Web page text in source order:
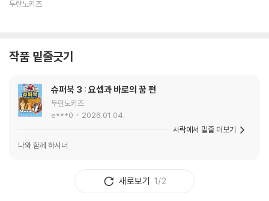
두란노키즈
작품 밑줄긋기
슈퍼북 3 : 요셉과 바로의 꿈 편
두란노키즈
e***0
2026.01.04.
나와 함께 하시너
사락에서 밑줄 더보기
새로보기 1/2